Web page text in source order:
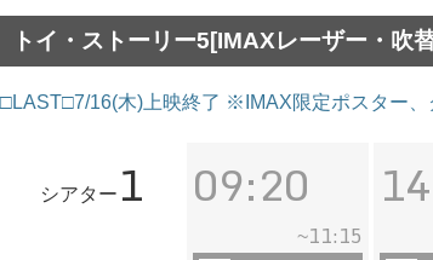
トイ・ストーリー5[IMAXレーザー・吹
□LAST□7/16(木)上映終了 ※IMAX限定ポスター、
シアター 1 09:20
~11:15